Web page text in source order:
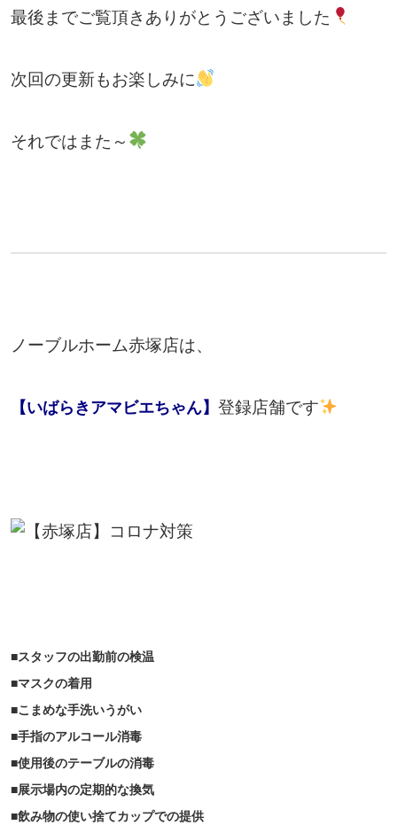
最後までご覧頂きありがとうございました
次回の更新もお楽しみに
それではまた～
ノーブルホーム赤塚店は、
【いばらきアマビエちゃん】 登録店舗です
■スタッフの出勤前の検温
■マスクの着用
■こまめな手洗いうがい
■手指のアルコール消毒
■使用後のテーブルの消毒
■展示場内の定期的な換気
■飲み物の使い捨てカップでの提供